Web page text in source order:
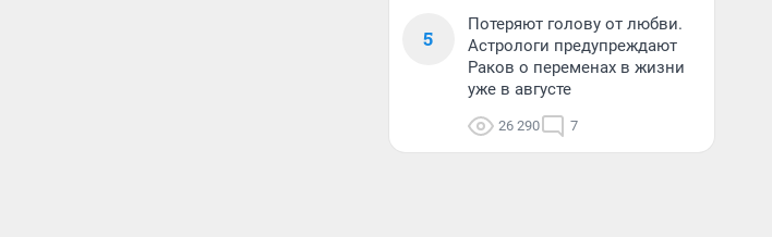
5
Потеряют голову от любви.
Астрологи предупреждают
Раков о переменах в жизни
уже в августе
26 290 7